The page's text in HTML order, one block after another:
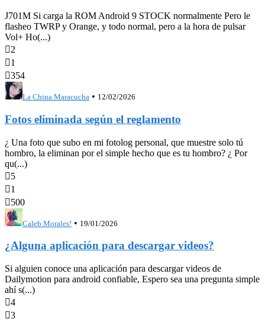
J701M Si carga la ROM Android 9 STOCK normalmente Pero le
flasheo TWRP y Orange, y todo normal, pero a la hora de pulsar
Vol+ Ho(...)
2
1
354
La China Maracucha • 12/02/2026
Fotos eliminada según el reglamento
¿ Una foto que subo en mi fotolog personal, que muestre solo tú
hombro, la eliminan por el simple hecho que es tu hombro? ¿ Por
qu(...)
5
1
500
Caleb Morales! • 19/01/2026
¿Alguna aplicación para descargar videos?
Si alguien conoce una aplicación para descargar videos de
Dailymotion para android confiable, Espero sea una pregunta simple
ahí s(...)
4
3